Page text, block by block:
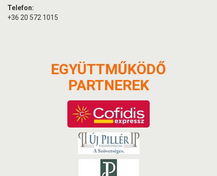
Telefon:
+36 20 572 1015
EGYÜTTMŰKÖDŐ
PARTNEREK